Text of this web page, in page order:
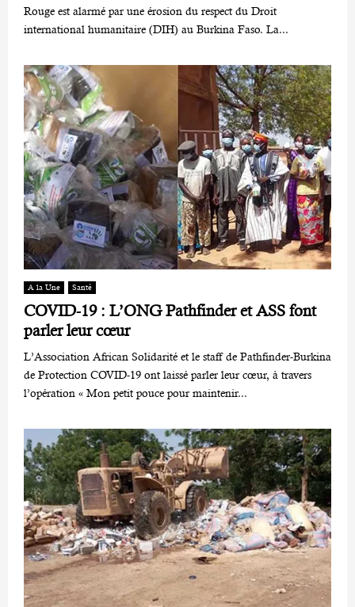
Rouge est alarmé par une érosion du respect du Droit
international humanitaire (DIH) au Burkina Faso. La...
A la Une Santé
COVID-19 : L’ONG Pathfinder et ASS font
parler leur cœur
L’Association African Solidarité et le staff de Pathfinder-Burkina
de Protection COVID-19 ont laissé parler leur cœur, à travers
l’opération « Mon petit pouce pour maintenir...